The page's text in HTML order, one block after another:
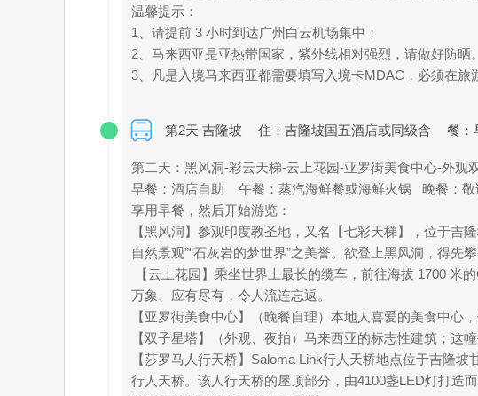
温馨提示：
1、请提前 3 小时到达广州白云机场集中；
2、马来西亚是亚热带国家，紫外线相对强烈，请做好防晒。
3、凡是⼊境马来西亚都需要填写⼊境卡MDAC，必须在
第2天 吉隆坡 住：吉隆坡国五酒店或同级含 餐：
第二天：黑风洞-彩云天梯-云上花园-亚罗街美食中心-外观
早餐：酒店自助 午餐：蒸汽海鲜餐或海鲜火锅 晚餐：
享用早餐，然后开始游览：
【黑风洞】参观印度教圣地，又名【七彩天梯】，位于吉
自然景观”“石灰岩的梦世界”之美誉。欲登上黑风洞，得先
【云上花园】乘坐世界上最长的缆车，前往海拔 1700 米
万象、应有尽有，令人流连忘返。
【亚罗街美食中心】（晚餐自理）本地人喜爱的美食中心
【双子星塔】（外观、夜拍）马来西亚的标志性建筑；这
【莎罗马人行天桥】Saloma Link行人天桥地点位于吉隆
行人天桥。该人行天桥的屋顶部分，由4100盏LED灯打造